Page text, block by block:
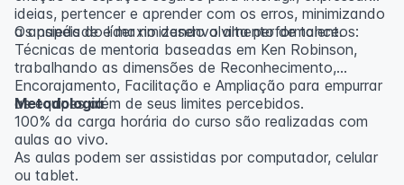
ideias, pertencer e aprender com os erros, minimizando
a ansiedade e maximizando a alta performance.
Os papéis do líder no desenvolvimento de talentos:
Técnicas de mentoria baseadas em Ken Robinson,
trabalhando as dimensões de Reconhecimento,
Encorajamento, Facilitação e Ampliação para empurrar
as equipes além de seus limites percebidos.
Metodologia
100% da carga horária do curso são realizadas com
aulas ao vivo.
As aulas podem ser assistidas por computador, celular
ou tablet.